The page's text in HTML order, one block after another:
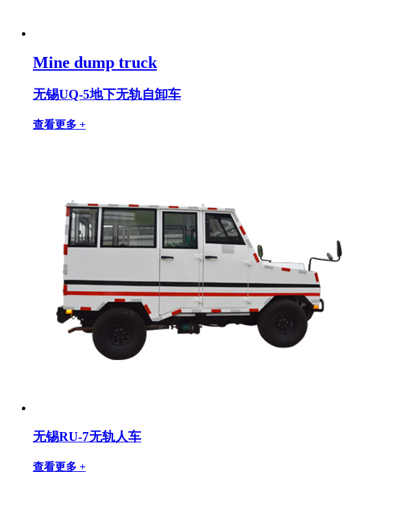
Mine dump truck
无锡UQ-5地下无轨自卸车
查看更多 +
无锡RU-7无轨人车
查看更多 +